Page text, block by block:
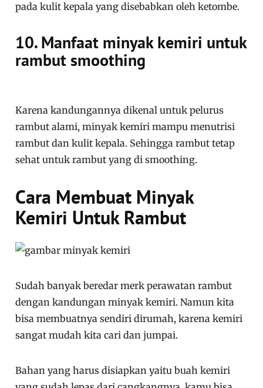
pada kulit kepala yang disebabkan oleh ketombe.
10. Manfaat minyak kemiri untuk
rambut smoothing
Karena kandungannya dikenal untuk pelurus
rambut alami, minyak kemiri mampu menutrisi
rambut dan kulit kepala. Sehingga rambut tetap
sehat untuk rambut yang di smoothing.
Cara Membuat Minyak
Kemiri Untuk Rambut
Sudah banyak beredar merk perawatan rambut
dengan kandungan minyak kemiri. Namun kita
bisa membuatnya sendiri dirumah, karena kemiri
sangat mudah kita cari dan jumpai.
Bahan yang harus disiapkan yaitu buah kemiri